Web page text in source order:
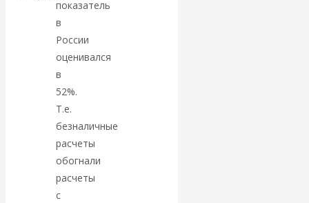
интервью и беседы
«Об этом
молчат»:
экономист
Валентин
Катасонов
показатель
в
России
оценивался
в
52%.
Т.е.
безналичные
расчеты
обогнали
расчеты
с